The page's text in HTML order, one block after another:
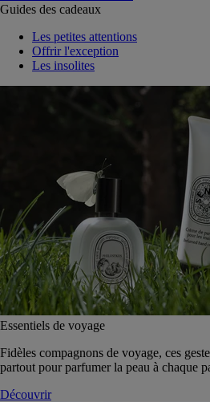
Guides des cadeaux
Les petites attentions
Offrir l'exception
Les insolites
Essentiels de voyage
Fidèles compagnons de voyage, ces
partout pour parfumer la peau à chaque
Découvrir